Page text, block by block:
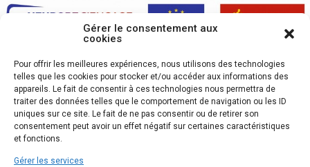
Gérer le consentement aux
cookies
Pour offrir les meilleures expériences, nous utilisons des technologies
telles que les cookies pour stocker et/ou accéder aux informations des
appareils. Le fait de consentir à ces technologies nous permettra de
traiter des données telles que le comportement de navigation ou les ID
uniques sur ce site. Le fait de ne pas consentir ou de retirer son
consentement peut avoir un effet négatif sur certaines caractéristiques
et fonctions.
Gérer les services